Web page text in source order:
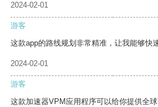
2024-02-01
游客
这款app的路线规划非常精准，让我能够快
2024-02-01
游客
这款加速器VPM应用程序可以给你提供全球